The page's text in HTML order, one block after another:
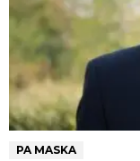
PA MASKA